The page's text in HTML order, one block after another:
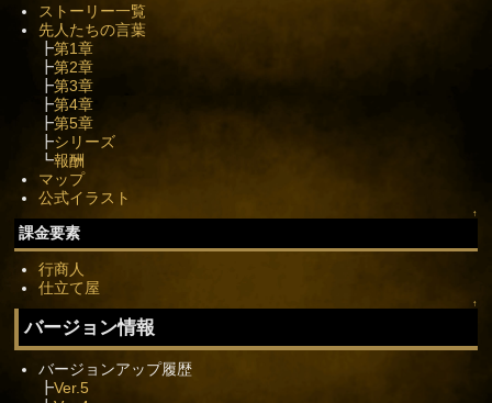
ストーリー一覧
先人たちの言葉
┣第1章
┣第2章
┣第3章
┣第4章
┣第5章
┣シリーズ
┗報酬
マップ
公式イラスト
↑
課金要素
行商人
仕立て屋
↑
バージョン情報
バージョンアップ履歴
┣Ver.5